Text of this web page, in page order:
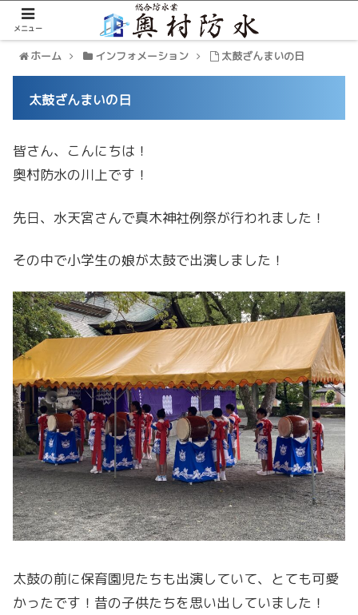
ホーム インフォメーション 太鼓ざんまいの日
太鼓ざんまいの日
皆さん、こんにちは！
奥村防水の川上です！
先日、水天宮さんで真木神社例祭が行われました！
その中で小学生の娘が太鼓で出演しました！
太鼓の前に保育園児たちも出演していて、とても可愛
かったです！昔の子供たちを思い出していました！
メニュー